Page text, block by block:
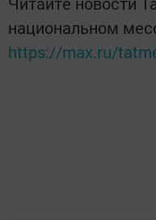
национальном
https://max.ru/